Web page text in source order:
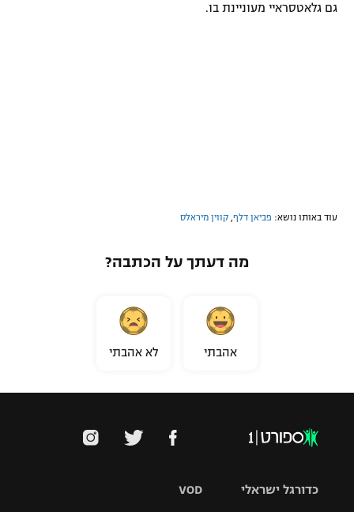
גם גלאטסראיי מעוניינת בו.
עוד באותו נושא: פביאן דלף, קווין מיראלס
מה דעתך על הכתבה?
אהבתי לא אהבתי
VOD כדורגל ישראלי